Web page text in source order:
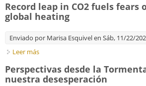
Record leap in CO2 fuels fears
global heating
Enviado por Marisa Esquivelen Sáb, 11/22/
Leer más
Perspectivas desde la
nuestra desesperación